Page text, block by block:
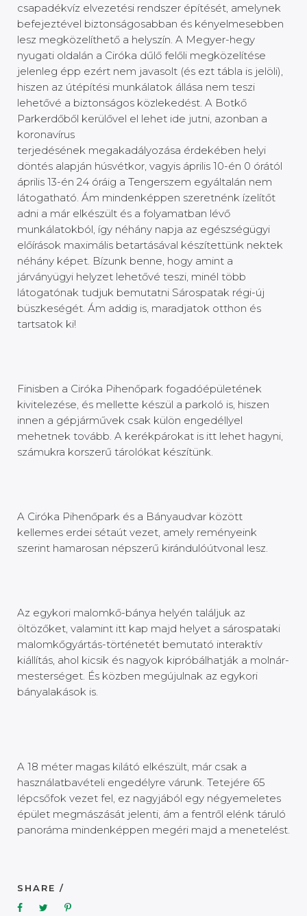
csapadékvíz elvezetési rendszer építését, amelynek
befejeztével biztonságosabban és kényelmesebben
lesz megközelíthető a helyszín. A Megyer-hegy
nyugati oldalán a Ciróka dűlő felőli megközelítése
jelenleg épp ezért nem javasolt (és ezt tábla is jelöli),
hiszen az útépítési munkálatok állása nem teszi
lehetővé a biztonságos közlekedést. A Botkő
Parkerdőből kerülővel el lehet ide jutni, azonban a
koronavírus
terjedésének megakadályozása érdekében helyi
döntés alapján húsvétkor, vagyis április 10-én 0 órától
április 13-én 24 óráig a Tengerszem egyáltalán nem
látogatható. Ám mindenképpen szeretnénk ízelítőt
adni a már elkészült és a folyamatban lévő
munkálatokból, így néhány napja az egészségügyi
előírások maximális betartásával készítettünk nektek
néhány képet. Bízunk benne, hogy amint a
járványügyi helyzet lehetővé teszi, minél több
látogatónak tudjuk bemutatni Sárospatak régi-új
büszkeségét. Ám addig is, maradjatok otthon és
tartsatok ki!
Finisben a Ciróka Pihenőpark fogadóépületének
kivitelezése, és mellette készül a parkoló is, hiszen
innen a gépjárművek csak külön engedéllyel
mehetnek tovább. A kerékpárokat is itt lehet hagyni,
számukra korszerű tárolókat készítünk.
A Ciróka Pihenőpark és a Bányaudvar között
kellemes erdei sétaút vezet, amely reményeink
szerint hamarosan népszerű kirándulóútvonal lesz.
Az egykori malomkő-bánya helyén találjuk az
öltözőket, valamint itt kap majd helyet a sárospataki
malomkőgyártás-történetét bemutató interaktív
kiállítás, ahol kicsik és nagyok kipróbálhatják a molnár-
mesterséget. És közben megújulnak az egykori
bányalakások is.
A 18 méter magas kilátó elkészült, már csak a
használatbavételi engedélyre várunk. Tetejére 65
lépcsőfok vezet fel, ez nagyjából egy négyemeletes
épület megmászását jelenti, ám a fentről elénk táruló
panoráma mindenképpen megéri majd a menetelést.
SHARE /